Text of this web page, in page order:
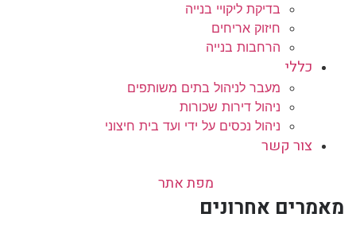
בדיקת ליקויי בנייה
חיזוק אריחים
הרחבות בנייה
כללי
מעבר לניהול בתים משותפים
ניהול דירות שכורות
ניהול נכסים על ידי ועד בית חיצוני
צור קשר
מפת אתר
מאמרים אחרונים